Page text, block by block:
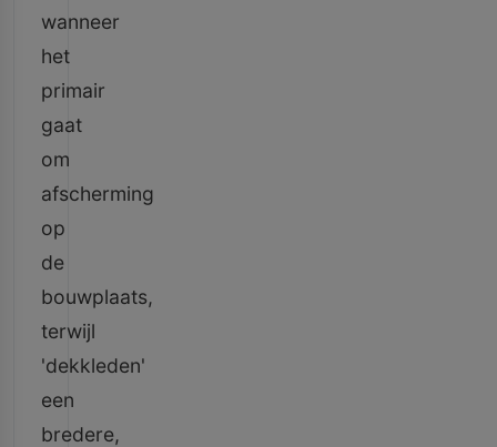
wanneer
het
primair
gaat
om
afscherming
op
de
bouwplaats,
terwijl
'dekkleden'
een
bredere,